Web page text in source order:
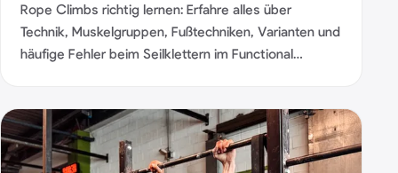
Rope Climbs richtig lernen: Erfahre alles über
Technik, Muskelgruppen, Fußtechniken, Varianten und
häufige Fehler beim Seilklettern im Functional